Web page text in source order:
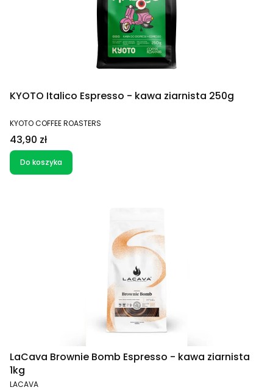
KYOTO Italico Espresso - kawa ziarnista 250g
PRODUCENT
KYOTO COFFEE ROASTERS
Cena
43,90 zł
Do koszyka
LaCava Brownie Bomb Espresso - kawa ziarnista
1kg
PRODUCENT
LACAVA